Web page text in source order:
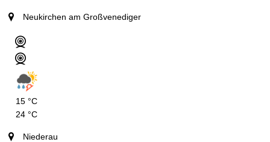
Neukirchen am Großvenediger
15 °C
24 °C
Niederau